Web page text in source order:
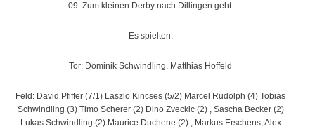
09. Zum kleinen Derby nach Dillingen geht.
Es spielten:
Tor: Dominik Schwindling, Matthias Hoffeld
Feld: David Pfiffer (7/1) Laszlo Kincses (5/2) Marcel Rudolph (4) Tobias
Schwindling (3) Timo Scherer (2) Dino Zveckic (2) , Sascha Becker (2)
Lukas Schwindling (2) Maurice Duchene (2) , Markus Erschens, Alex